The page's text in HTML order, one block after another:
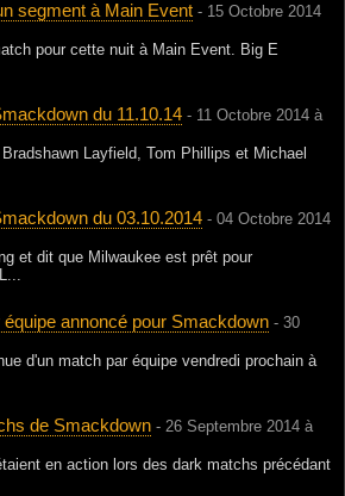
segment à Main Event - 15 Octobre 2014
pour cette nuit à Main Event. Big E
du 11.10.14 - 11 Octobre 2014 à
Layfield, Tom Phillips et Michael
du 03.10.2014 - 04 Octobre 2014
et dit que Milwaukee est prêt pour
annoncé pour Smackdown - 30
d'un match par équipe vendredi prochain à
de Smackdown - 26 Septembre 2014 à
en action lors des dark matchs précédant